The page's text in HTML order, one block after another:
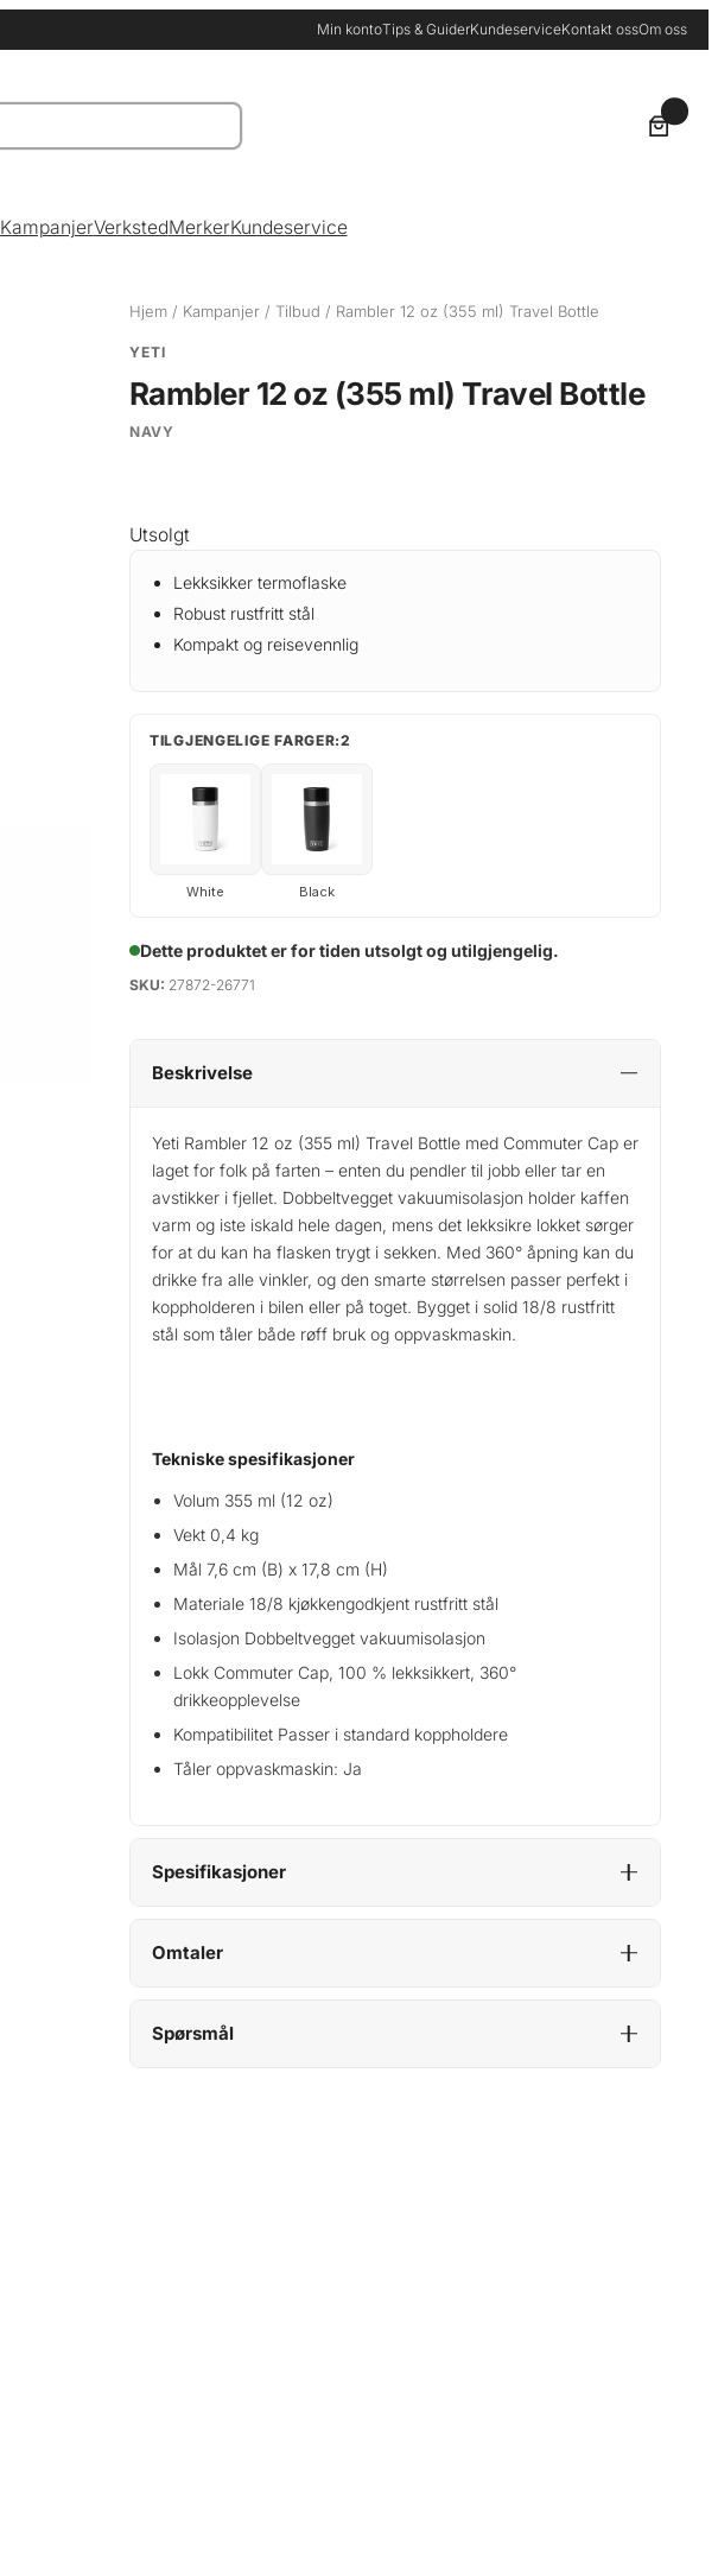
Min kontoTips & GuiderKundeserviceKontakt ossOm oss
KampanjerVerkstedMerkerKundeservice
Hjem / Kampanjer / Tilbud / Rambler 12 oz (355 ml) Travel Bottle
YETI
Rambler 12 oz (355 ml) Travel Bottle
NAVY
Utsolgt
Lekksikker termoflaske
Robust rustfritt stål
Kompakt og reisevennlig
TILGJENGELIGE FARGER:2
White Black
Dette produktet er for tiden utsolgt og utilgjengelig.
SKU: 27872-26771
Beskrivelse
Yeti Rambler 12 oz (355 ml) Travel Bottle med Commuter Cap er
laget for folk på farten – enten du pendler til jobb eller tar en
avstikker i fjellet. Dobbeltvegget vakuumisolasjon holder kaffen
varm og iste iskald hele dagen, mens det lekksikre lokket sørger
for at du kan ha flasken trygt i sekken. Med 360° åpning kan du
drikke fra alle vinkler, og den smarte størrelsen passer perfekt i
koppholderen i bilen eller på toget. Bygget i solid 18/8 rustfritt
stål som tåler både røff bruk og oppvaskmaskin.
Tekniske spesifikasjoner
Volum 355 ml (12 oz)
Vekt 0,4 kg
Mål 7,6 cm (B) x 17,8 cm (H)
Materiale 18/8 kjøkkengodkjent rustfritt stål
Isolasjon Dobbeltvegget vakuumisolasjon
Lokk Commuter Cap, 100 % lekksikkert, 360°
drikkeopplevelse
Kompatibilitet Passer i standard koppholdere
Tåler oppvaskmaskin: Ja
Spesifikasjoner
Omtaler
Spørsmål